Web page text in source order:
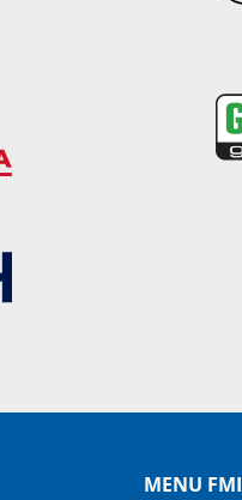
MENU FMI